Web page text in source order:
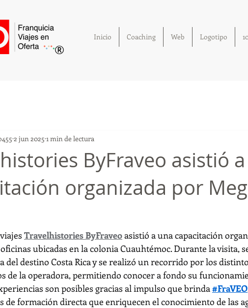
®
Inicio Coaching Web Logotipo
ByFraveo asistió
organizada por
2 jun 2025 1 min de lectura
Travelhistories ByFraveo asistió a una capacitación
ubicadas en la colonia Cuauhtémoc. Durante la visita,
del destino Costa Rica y se realizó un recorrido por los
de la operadora, permitiendo conocer a fondo su
son posibles gracias al impulso que brinda #FraVEO
de formación directa que enriquecen el conocimiento de las